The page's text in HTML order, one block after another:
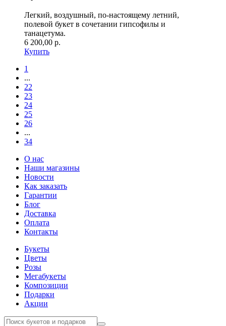
Легкий, воздушный, по-настоящему летний,
полевой букет в сочетании гипсофилы и
танацетума.
6 200,00 р.
Купить
1
...
22
23
24
25
26
...
34
О нас
Наши магазины
Новости
Как заказать
Гарантии
Блог
Доставка
Оплата
Контакты
Букеты
Цветы
Розы
Мегабукеты
Композиции
Подарки
Акции